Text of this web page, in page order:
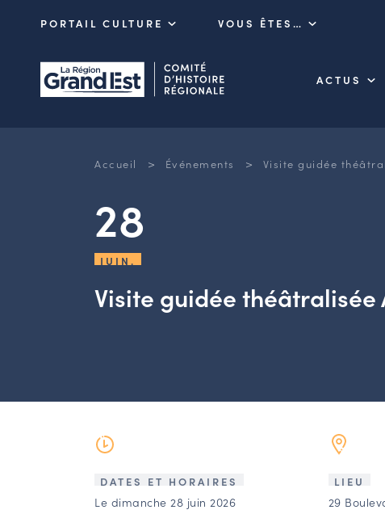
PORTAIL CULTURE VOUS ÊTES…
ACTUS
Accueil > Événements > Visite guidée
28
JUIN.
Visite guidée théâtralisée
DATES ET HORAIRES
Le dimanche 28 juin 2026
LIEU
29